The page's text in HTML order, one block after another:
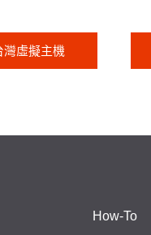
灣虛擬主機
How-To